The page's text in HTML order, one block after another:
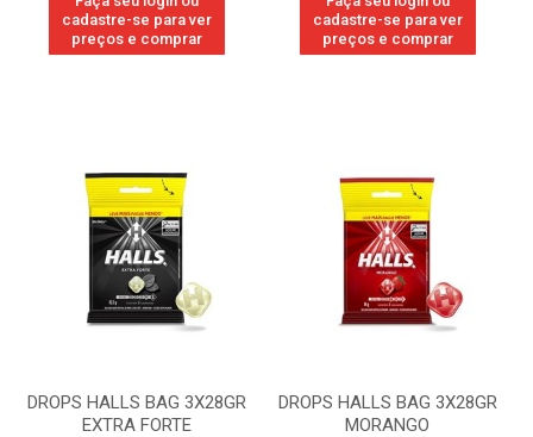
cadastre-se para ver
preços e comprar
cadastre-se para ver
preços e comprar
DROPS HALLS BAG 3X28GR
EXTRA FORTE
DROPS HALLS BAG 3X28GR
MORANGO